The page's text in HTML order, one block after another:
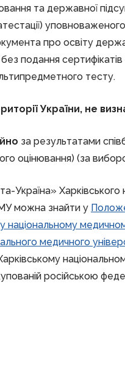
та державної
про освіту
подання
тесту.
України, не
за результатами
оцінювання) (за
Україна» Харківського
можна знайти у
національному
медичного
російською